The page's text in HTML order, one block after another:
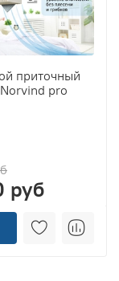
приточный
pro
руб